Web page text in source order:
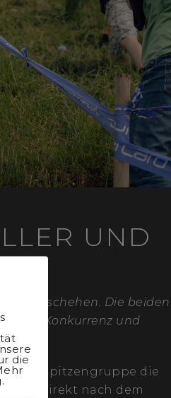
UND
Geschehen. Die beiden
Konkurrenz und
in der Spitzengruppe die
sie direkt nach dem
die